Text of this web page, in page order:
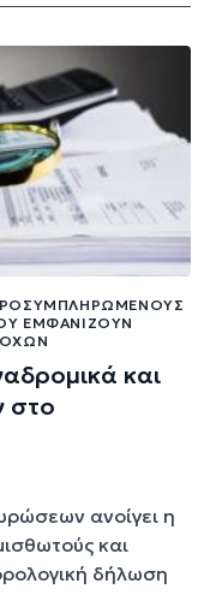
ΕΜΦΑΝΊΖΟΥΝ
και
στο
ανοίγει η
και
δήλωση